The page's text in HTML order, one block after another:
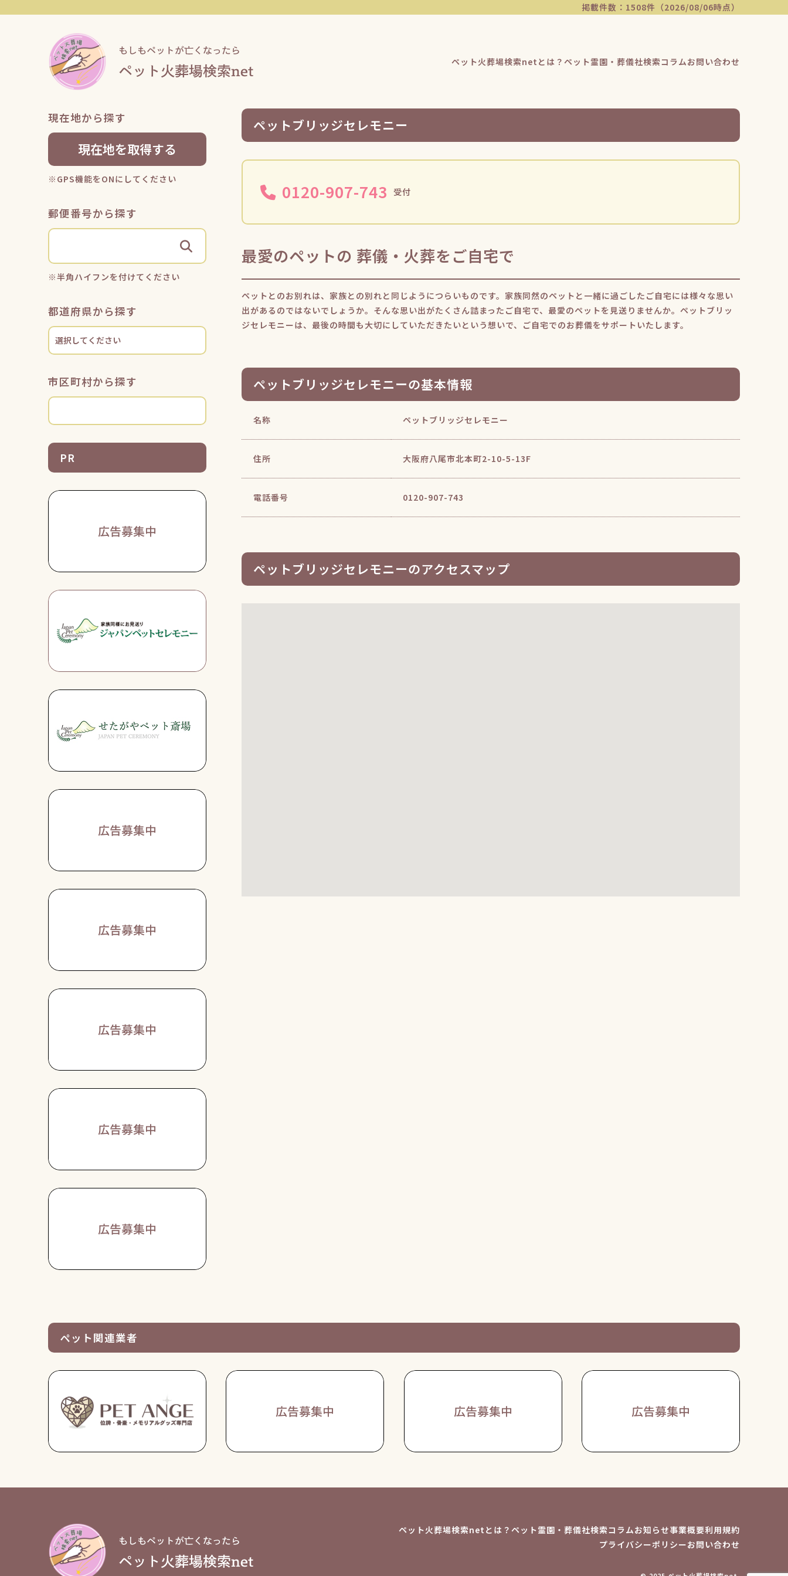
掲載件数：1508件（2026/08/06時点）
ペット火葬場検索netとは？ ペット霊園・葬儀社検索コラムお問い合わせ
現在地から探す
現在地を取得する
※GPS機能をONにしてください
郵便番号から探す
※半角ハイフンを付けてください
都道府県から探す
市区町村から探す
PR
ペットブリッジセレモニー
0120-907-743 受付
最愛のペットの 葬儀・火葬をご自宅で
ペットとのお別れは、家族との別れと同じようにつらいものです。家族同然のペットと一緒に過ごしたご自宅には様々な思い
出があるのではないでしょうか。そんな思い出がたくさん詰まったご自宅で、最愛のペットを見送りませんか。ペットブリッ
ジセレモニーは、最後の時間も大切にしていただきたいという想いで、ご自宅でのお葬儀をサポートいたします。
ペットブリッジセレモニーの基本情報
名称 ペットブリッジセレモニー
住所 大阪府八尾市北本町2-10-5-13F
電話番号 0120-907-743
ペットブリッジセレモニーのアクセスマップ
ペット関連業者
ペット火葬場検索netとは？ ペット霊園・葬儀社検索コラムお知らせ事業概要利用規約
プライバシーポリシーお問い合わせ